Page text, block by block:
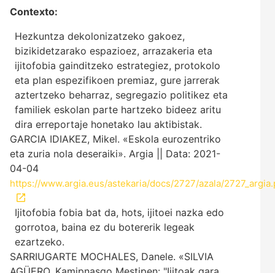
Contexto:
Hezkuntza dekolonizatzeko gakoez,
bizikidetzarako espazioez, arrazakeria eta
ijitofobia gainditzeko estrategiez, protokolo
eta plan espezifikoen premiaz, gure jarrerak
aztertzeko beharraz, segregazio politikez eta
familiek eskolan parte hartzeko bideez aritu
dira erreportaje honetako lau aktibistak.
GARCIA IDIAKEZ, Mikel. «Eskola eurozentriko
eta zuria nola deseraiki». Argia || Data: 2021-
04-04
https://www.argia.eus/astekaria/docs/2727/azala/
Ijitofobia fobia bat da, hots, ijitoei nazka edo
gorrotoa, baina ez du botererik legeak
ezartzeko.
SARRIUGARTE MOCHALES, Danele. «SILVIA